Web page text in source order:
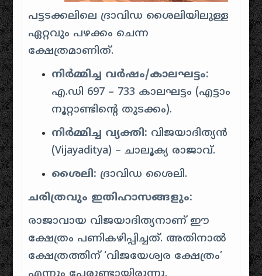
പട്ടടക്കലിലെ ദ്രാവിഡ ശൈലിയിലുള്ള
ഏറ്റവും പഴക്കം ചെന്ന
ക്ഷേത്രമാണിത്.
നിർമ്മിച്ച വർഷം/കാലഘട്ടം:
എ.ഡി 697 – 733 കാലഘട്ടം (എട്ടാം
നൂറ്റാണ്ടിന്റെ തുടക്കം).
നിർമ്മിച്ച വ്യക്തി: വിജയാദിത്യൻ
(Vijayaditya) – ചാലൂക്യ രാജാവ്.
ശൈലി: ദ്രാവിഡ ശൈലി.
ചരിത്രവും ഇതിഹാസങ്ങളും:
രാജാവായ വിജയാദിത്യനാണ് ഈ
ക്ഷേത്രം പണികഴിപ്പിച്ചത്. അതിനാൽ
ക്ഷേത്രത്തിന് ‘വിജയേശ്വര ക്ഷേത്രം’